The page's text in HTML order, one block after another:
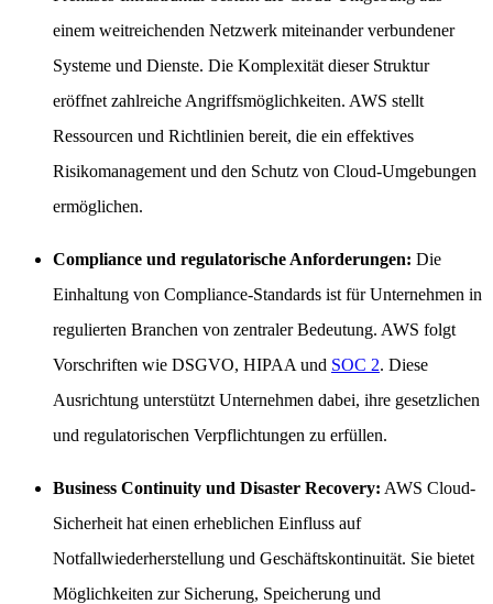
einem weitreichenden Netzwerk miteinander verbundener
Systeme und Dienste. Die Komplexität dieser Struktur
eröffnet zahlreiche Angriffsmöglichkeiten. AWS stellt
Ressourcen und Richtlinien bereit, die ein effektives
Risikomanagement und den Schutz von Cloud-Umgebungen
ermöglichen.
Compliance und regulatorische Anforderungen: Die
Einhaltung von Compliance-Standards ist für Unternehmen in
regulierten Branchen von zentraler Bedeutung. AWS folgt
Vorschriften wie DSGVO, HIPAA und SOC 2. Diese
Ausrichtung unterstützt Unternehmen dabei, ihre gesetzlichen
und regulatorischen Verpflichtungen zu erfüllen.
Business Continuity und Disaster Recovery: AWS Cloud-
Sicherheit hat einen erheblichen Einfluss auf
Notfallwiederherstellung und Geschäftskontinuität. Sie bietet
Möglichkeiten zur Sicherung, Speicherung und